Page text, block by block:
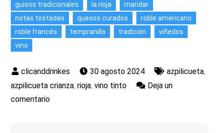
guisos tradicionales
la rioja
maridar
notas tostadas
quesos curados
roble americano
roble francés
tempranillo tradición
viñedos
vino
30 agosto 2024 azpilicueta,
azpilicueta crianza,rioja,vino tinto
Deja un
comentarioen